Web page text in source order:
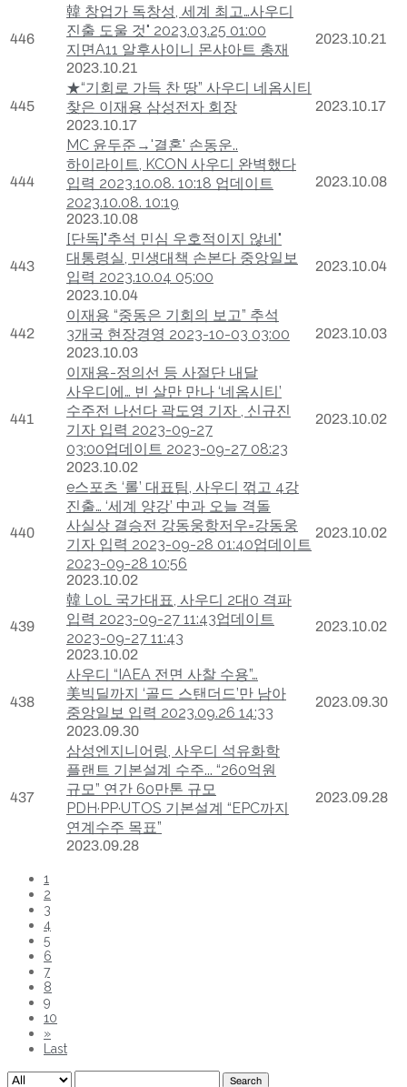
446
韓 창업가 독창성, 세계 최고…사우디
진출 도울 것" 2023.03.25 01:00
지면A11 알후사이니 몬샤아트 총재
2023.10.21
2023.10.21
445
★“기회로 가득 찬 땅” 사우디 네옴시티
찾은 이재용 삼성전자 회장
2023.10.17
2023.10.17
444
MC 윤두준→'결혼' 손동운..
하이라이트, KCON 사우디 완벽했다
입력 2023.10.08. 10:18 업데이트
2023.10.08. 10:19
2023.10.08
2023.10.08
443
[단독]"추석 민심 우호적이지 않네"
대통령실, 민생대책 손본다 중앙일보
입력 2023.10.04 05:00
2023.10.04
2023.10.04
442
이재용 “중동은 기회의 보고” 추석
3개국 현장경영 2023-10-03 03:00
2023.10.03
2023.10.03
441
이재용-정의선 등 사절단 내달
사우디에… 빈 살만 만나 ‘네옴시티’
수주전 나선다 곽도영 기자 , 신규진
기자 입력 2023-09-27
03:00업데이트 2023-09-27 08:23
2023.10.02
2023.10.02
440
e스포츠 ‘롤’ 대표팀, 사우디 꺾고 4강
진출… ‘세계 양강’ 中과 오늘 격돌
사실상 결승전 강동웅항저우=강동웅
기자 입력 2023-09-28 01:40업데이트
2023-09-28 10:56
2023.10.02
2023.10.02
439
韓 LoL 국가대표, 사우디 2대0 격파
입력 2023-09-27 11:43업데이트
2023-09-27 11:43
2023.10.02
2023.10.02
438
사우디 “IAEA 전면 사찰 수용”…
美빅딜까지 ‘골드 스탠더드’만 남아
중앙일보 입력 2023.09.26 14:33
2023.09.30
2023.09.30
437
삼성엔지니어링, 사우디 석유화학
플랜트 기본설계 수주... “260억원
규모” 연간 60만톤 규모
PDH·PP·UTOS 기본설계 “EPC까지
연계수주 목표”
2023.09.28
2023.09.28
1
2
3
4
5
6
7
8
9
10
»
Last
Search